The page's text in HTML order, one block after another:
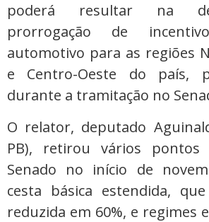
poderá resultar na
prorrogação de
automotivo para as regiões
e Centro-Oeste do país,
durante a tramitação no
O relator, deputado
PB), retirou vários pontos
Senado no início de
cesta básica estendida,
reduzida em 60%, e regimes